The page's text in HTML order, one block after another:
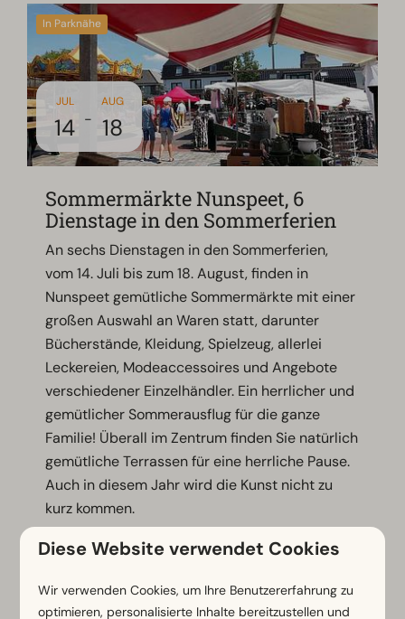
In Parknähe
JUL
14 -
AUG
18
Sommermärkte Nunspeet, 6
Dienstage in den Sommerferien
An sechs Dienstagen in den Sommerferien,
vom 14. Juli bis zum 18. August, finden in
Nunspeet gemütliche Sommermärkte mit einer
großen Auswahl an Waren statt, darunter
Bücherstände, Kleidung, Spielzeug, allerlei
Leckereien, Modeaccessoires und Angebote
verschiedener Einzelhändler. Ein herrlicher und
gemütlicher Sommerausflug für die ganze
Familie! Überall im Zentrum finden Sie natürlich
gemütliche Terrassen für eine herrliche Pause.
Auch in diesem Jahr wird die Kunst nicht zu
kurz kommen.
Die Sommermärkte dauern von 10.00 bis 17.00
Diese Website verwendet Cookies
Wir verwenden Cookies, um Ihre Benutzererfahrung zu
optimieren, personalisierte Inhalte bereitzustellen und